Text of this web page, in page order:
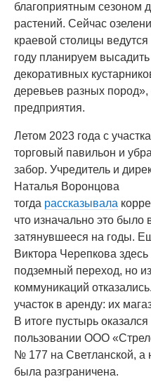
благоприятным сезоном
растений. Сейчас
краевой столицы
году планируем
декоративных
деревьев разных
предприятия.
Летом 2023 года с
торговый павильон и
забор. Учредитель и
Наталья Воронцова
тогда рассказывала
что изначально это
затянувшееся на годы.
Виктора Черепкова
подземный переход, но
коммуникаций
участок в аренду: их
В итоге пустырь
пользовании ООО
№ 177 на Светланской, а
была разграничена.